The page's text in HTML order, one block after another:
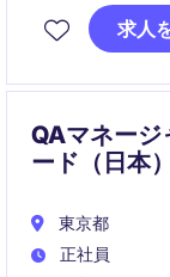
市場競争力の
求人
QAマネージ
ード（日本）
東京都
正社員